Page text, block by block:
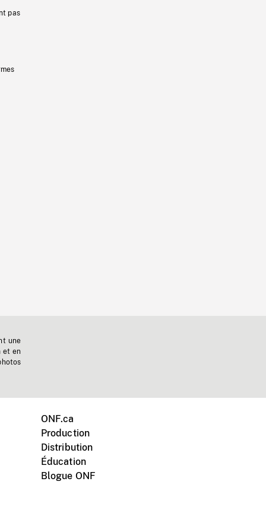
pas
une
et en
ONF.ca
Production
Distribution
Éducation
Blogue ONF